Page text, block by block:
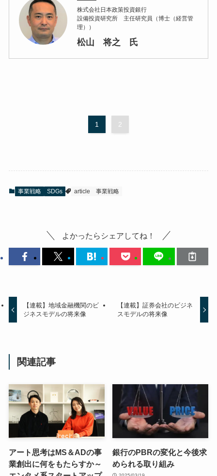
株式会社日本政策投資銀行
設備投資研究所 主任研究員（博士（経営管
理））
松山 将之 氏
1 2
事業戦略 SDGs article 事業戦略
よかったらシェアしてね！
【連載】地域金融機関のビ
ジネスモデルの将来像
【連載】証券会社のビジネ
スモデルの将来像
関連記事
アート思考はMS＆ADの事
業創出に何をもたらすか～
銀行のPBRの変化と今後求
められる取り組み